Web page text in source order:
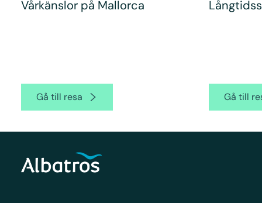
Vårkänslor på Mallorca
Gå till resa Gå till